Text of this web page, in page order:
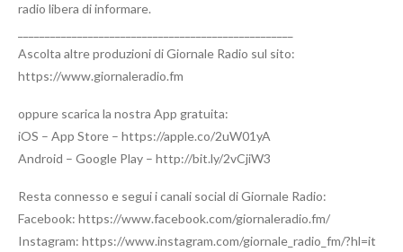
radio libera di informare.
Ascolta altre produzioni di Giornale Radio sul sito:
https://www.giornaleradio.fm
oppure scarica la nostra App gratuita:
iOS – App Store – https://apple.co/2uW01yA
Android – Google Play – http://bit.ly/2vCjiW3
Resta connesso e segui i canali social di Giornale Radio:
Facebook: https://www.facebook.com/giornaleradio.fm/
Instagram: https://www.instagram.com/giornale_radio_fm/?hl=it